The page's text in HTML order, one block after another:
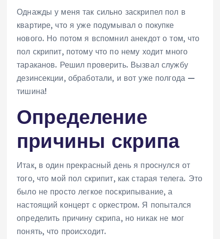
Однажды у меня так сильно заскрипел пол в
квартире, что я уже подумывал о покупке
нового. Но потом я вспомнил анекдот о том, что
пол скрипит, потому что по нему ходит много
тараканов. Решил проверить. Вызвал службу
дезинсекции, обработали, и вот уже полгода —
тишина!
Определение
причины скрипа
Итак, в один прекрасный день я проснулся от
того, что мой пол скрипит, как старая телега. Это
было не просто легкое поскрипывание, а
настоящий концерт с оркестром. Я попытался
определить причину скрипа, но никак не мог
понять, что происходит.